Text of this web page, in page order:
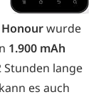
wurde
1.900 mAh
lange
es auch